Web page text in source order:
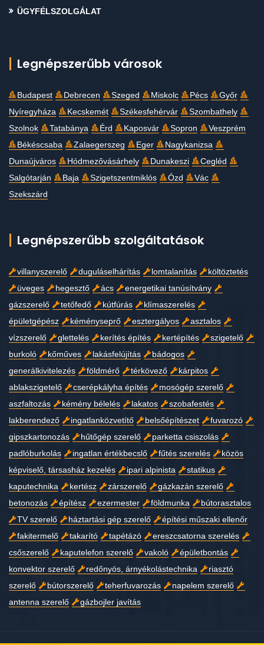
ÜGYFÉLSZOLGÁLAT
Legnépszerűbb városok
Budapest Debrecen Szeged Miskolc Pécs
Győr
Nyíregyháza
Kecskemét Székesfehérvár
Szombathely
Szolnok
Tatabánya Érd Kaposvár Sopron
Veszprém
Békéscsaba
Zalaegerszeg Eger
Nagykanizsa
Dunaújváros
Hódmezővásárhely Dunakeszi
Cegléd
Salgótarján
Baja Szigetszentmiklós Ózd
Vác
Szekszárd
Legnépszerűbb szolgáltatások
villanyszerelő duguláselhárítás lomtalanítás
költöztetés
üveges
hegesztő ács
energetikai tanúsítvány
gázszerelő
tetőfedő kútfúrás
klímaszerelés
épületgépész
kéményseprő esztergályos
asztalos
vízszerelő
glettelés kerítés építés kertépítés
szigetelő
burkoló
kőműves lakásfelújítás
bádogos
generálkivitelezés
földmérő térkövező
kárpitos
ablakszigetelő
cserépkályha építés
mosógép szerelő
aszfaltozás
kémény bélelés lakatos
szobafestés
lakberendező
ingatlanközvetítő belsőépítészet
fuvarozó
gipszkartonozás
hűtőgép szerelő
parketta csiszolás
padlóburkolás
ingatlan értékbecslő fűtés szerelés
közös
képviselő, társasház kezelés
ipari alpinista
statikus
kaputechnika
kertész zárszerelő
gázkazán szerelő
betonozás
építész ezermester földmunka
bútorasztalos
TV szerelő
háztartási gép szerelő
építési műszaki ellenőr
fakitermelő
takarító tapétázó
ereszcsatorna szerelés
csőszerelő
kaputelefon szerelő vakoló
épületbontás
konvektor szerelő
redőnyös, árnyékolástechnika
riasztó
szerelő
bútorszerelő teherfuvarozás
napelem szerelő
antenna szerelő
gázbojler javítás